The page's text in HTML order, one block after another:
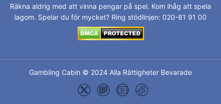
Räkna aldrig med att vinna pengar på spel. Kom ihåg att spela
lagom. Spelar du för mycket? Ring stödlinjen: 020-81 91 00
Gambling Cabin © 2024 Alla Rättigheter Bevarade